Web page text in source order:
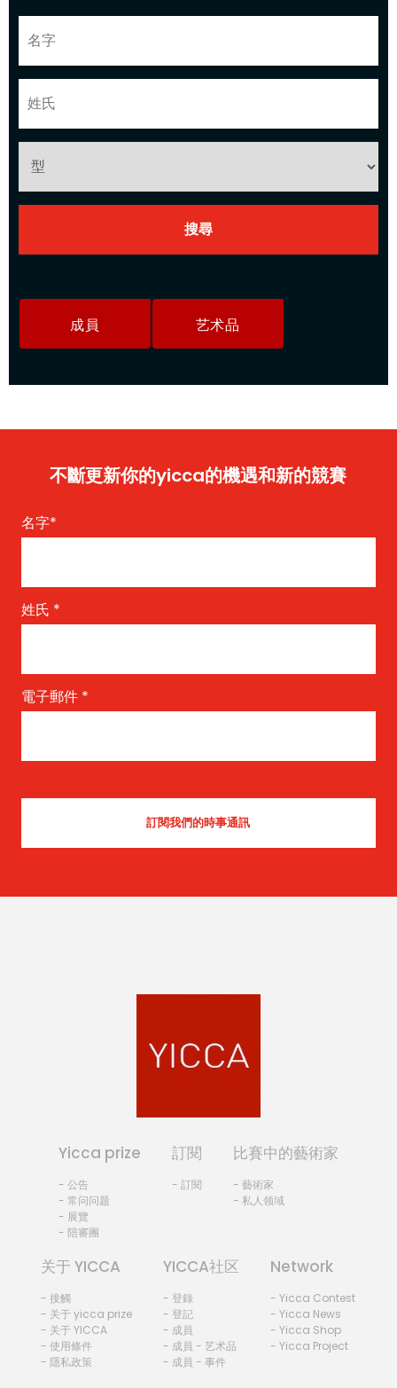
成員 艺术品
不斷更新你的yicca的機遇和新的競賽
名字*
姓氏 *
電子郵件 *
Yicca prize
- 公告
- 常问问题
- 展覽
- 陪審團
訂閱
- 訂閱
比賽中的藝術家
- 藝術家
- 私人领域
关于 YICCA
- 接觸
- 关于 yicca prize
- 关于 YICCA
- 使用條件
- 隱私政策
YICCA社区
- 登錄
- 登記
- 成員
- 成員 - 艺术品
- 成員 - 事件
Network
- Yicca Contest
- Yicca News
- Yicca Shop
- Yicca Project